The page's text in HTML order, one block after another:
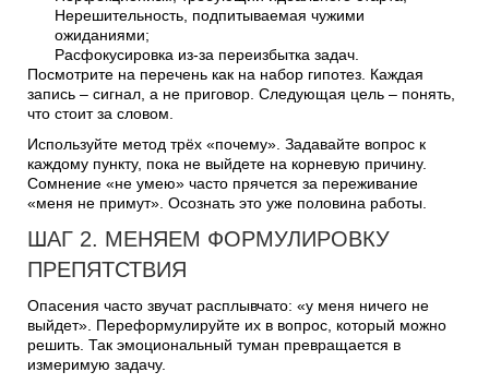
Нерешительность, подпитываемая чужими
ожиданиями;
Расфокусировка из-за переизбытка задач.
Посмотрите на перечень как на набор гипотез. Каждая
запись – сигнал, а не приговор. Следующая цель – понять,
что стоит за словом.
Используйте метод трёх «почему». Задавайте вопрос к
каждому пункту, пока не выйдете на корневую причину.
Сомнение «не умею» часто прячется за переживание
«меня не примут». Осознать это уже половина работы.
ШАГ 2. МЕНЯЕМ ФОРМУЛИРОВКУ
ПРЕПЯТСТВИЯ
Опасения часто звучат расплывчато: «у меня ничего не
выйдет». Переформулируйте их в вопрос, который можно
решить. Так эмоциональный туман превращается в
измеримую задачу.